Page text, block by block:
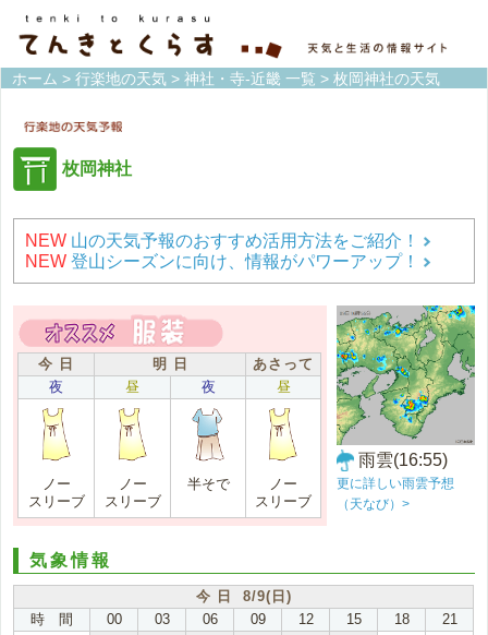
ホーム > 行楽地の天気 > 神社・寺-近畿 一覧 > 枚岡神社の天気
枚岡神社
NEW 山の天気予報のおすすめ活用方法をご紹介！
NEW 登山シーズンに向け、情報がパワーアップ！
今 日 明 日
あさって
夜
昼 夜 昼
ノー
スリーブ
ノー
スリーブ
半そで
ノー
スリーブ
雨雲(16:55)
更に詳しい雨雲予想
（天なび）>
気象情報
今 日 8/9(日)
時 間
00 03 06 09 12 15 18 21